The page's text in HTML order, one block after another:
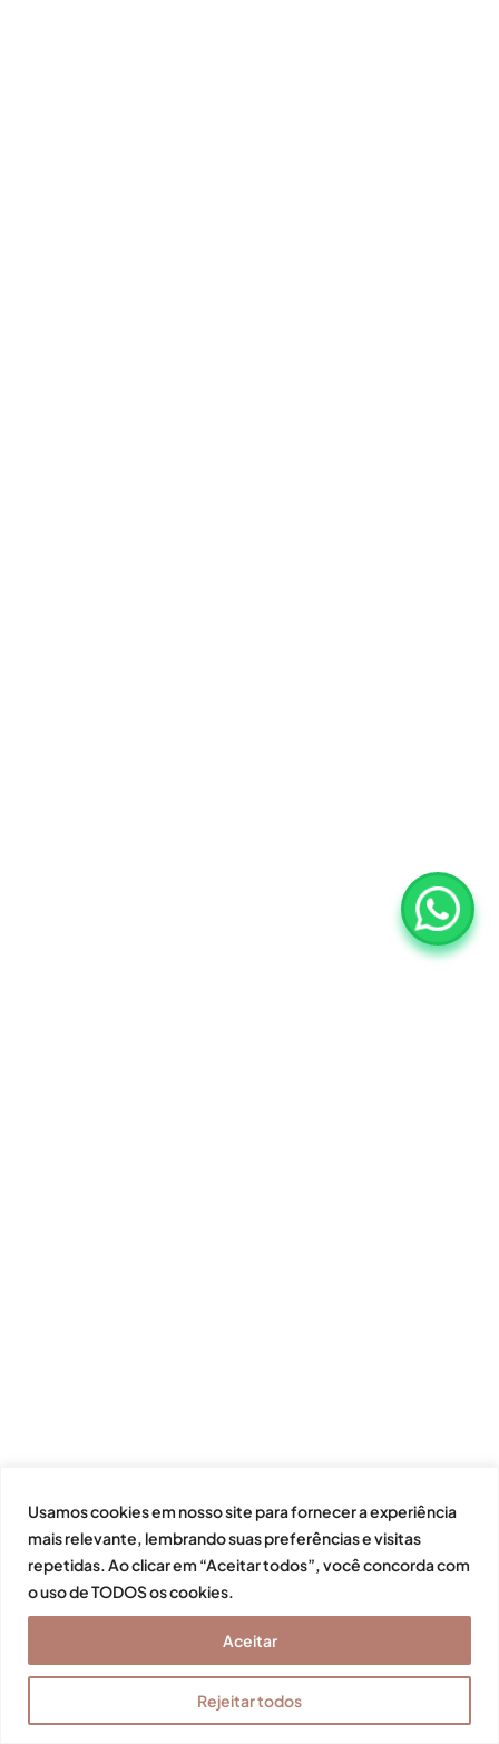
Usamos cookies em nosso site para fornecer a experiência
mais relevante, lembrando suas preferências e visitas
repetidas. Ao clicar em “Aceitar todos”, você concorda com
o uso de TODOS os cookies.
Rejeitar todos
Aceitar